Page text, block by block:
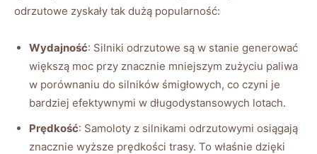
odrzutowe‍ zyskały ‍tak⁤ dużą popularność:
Wydajność: Silniki odrzutowe są w stanie generować
większą‌ moc przy znacznie ‌mniejszym‍ zużyciu paliwa
w ‍porównaniu do ​silników śmigłowych, co czyni je
⁣bardziej efektywnymi w⁣ długodystansowych lotach.
Prędkość:‌ Samoloty z silnikami odrzutowymi osiągają
znacznie wyższe prędkości ‍trasy. ⁢To właśnie ⁢dzięki